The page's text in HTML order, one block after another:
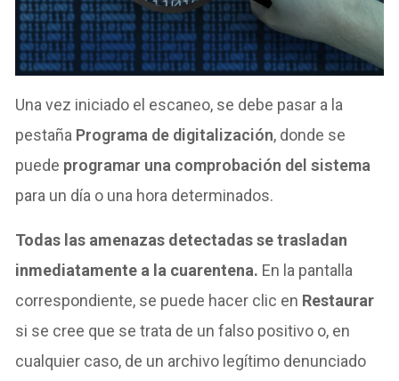
Una vez iniciado el escaneo, se debe pasar a la
pestaña Programa de digitalización, donde se
puede programar una comprobación del sistema
para un día o una hora determinados.
Todas las amenazas detectadas se trasladan
inmediatamente a la cuarentena. En la pantalla
correspondiente, se puede hacer clic en Restaurar
si se cree que se trata de un falso positivo o, en
cualquier caso, de un archivo legítimo denunciado